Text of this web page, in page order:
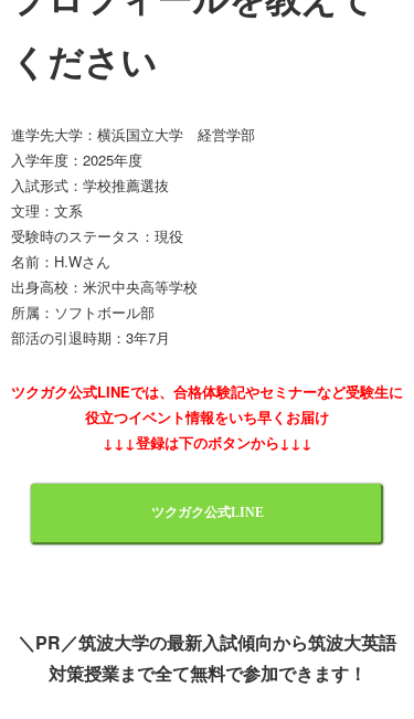
ください
進学先大学： 横浜国立大学 経営学部
入学年度：2025年度
入試形式：学校推薦選抜
文理：文系
受験時のステータス：現役
名前：H.Wさん
出身高校： 米沢中央高等学校
所属：ソフトボール部
部活の引退時期：3年7月
ツクガク公式LINEでは、合格体験記やセミナーなど受験生に
役立つイベント情報をいち早くお届け
↓↓↓登録は下のボタンから↓↓↓
ツクガク公式LINE
＼PR／筑波大学の最新入試傾向から筑波大英語
対策授業まで全て無料で参加できます！